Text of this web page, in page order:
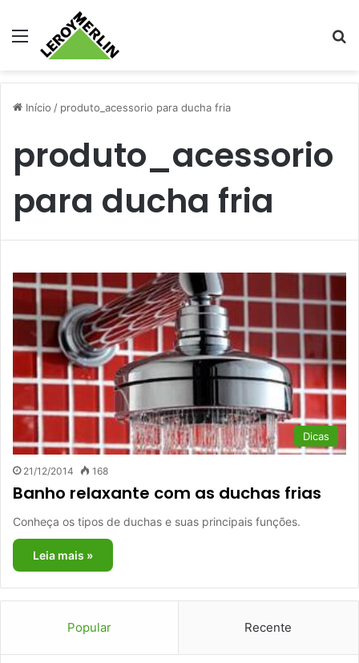
Menu
Início / produto_acessorio para ducha fria
produto_acessorio
para ducha fria
Dicas
21/12/2014 168
Banho relaxante com as duchas frias
Conheça os tipos de duchas e suas principais funções.
Leia mais »
Popular Recente